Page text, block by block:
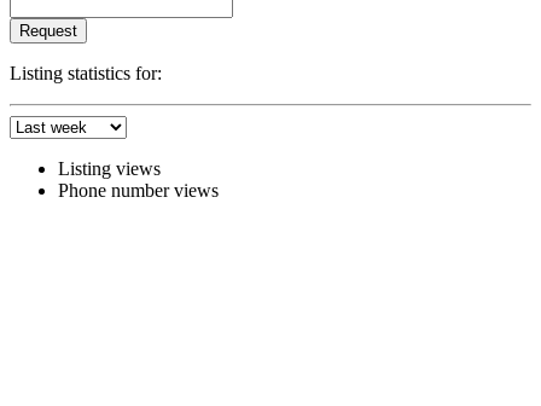
Request
Listing statistics for:
Listing views
Phone number views